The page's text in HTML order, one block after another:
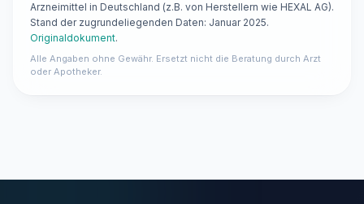
Arzneimittel in Deutschland (z.B. von Herstellern wie HEXAL AG).
Stand der zugrundeliegenden Daten: Januar 2025.
Originaldokument.
Alle Angaben ohne Gewähr. Ersetzt nicht die Beratung durch Arzt
oder Apotheker.